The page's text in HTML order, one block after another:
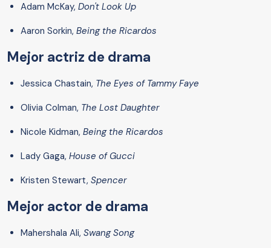
Adam McKay, Don't Look Up
Aaron Sorkin, Being the Ricardos
Mejor actriz de drama
Jessica Chastain, The Eyes of Tammy Faye
Olivia Colman, The Lost Daughter
Nicole Kidman, Being the Ricardos
Lady Gaga, House of Gucci
Kristen Stewart, Spencer
Mejor actor de drama
Mahershala Ali, Swang Song